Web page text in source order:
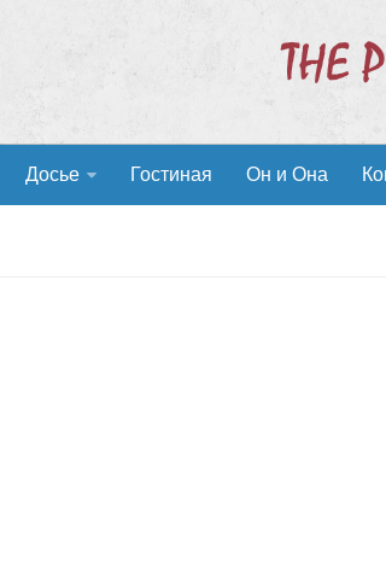
Досье Гостиная Он и Она